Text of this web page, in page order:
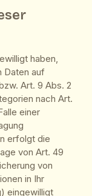
haben,
Daten auf
Art. 9 Abs. 2
nach Art.
einer
erfolgt die
von Art. 49
von
in Ihr
eingewilligt